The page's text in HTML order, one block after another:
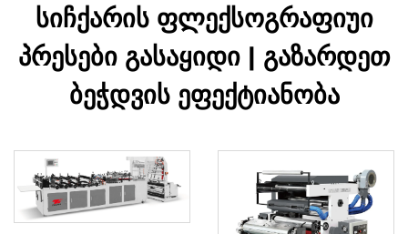
სიჩქარის ფლექსოგრაფიუი
პრესები გასაყიდი | გაზარდეთ
ბეჭდვის ეფექტიანობა